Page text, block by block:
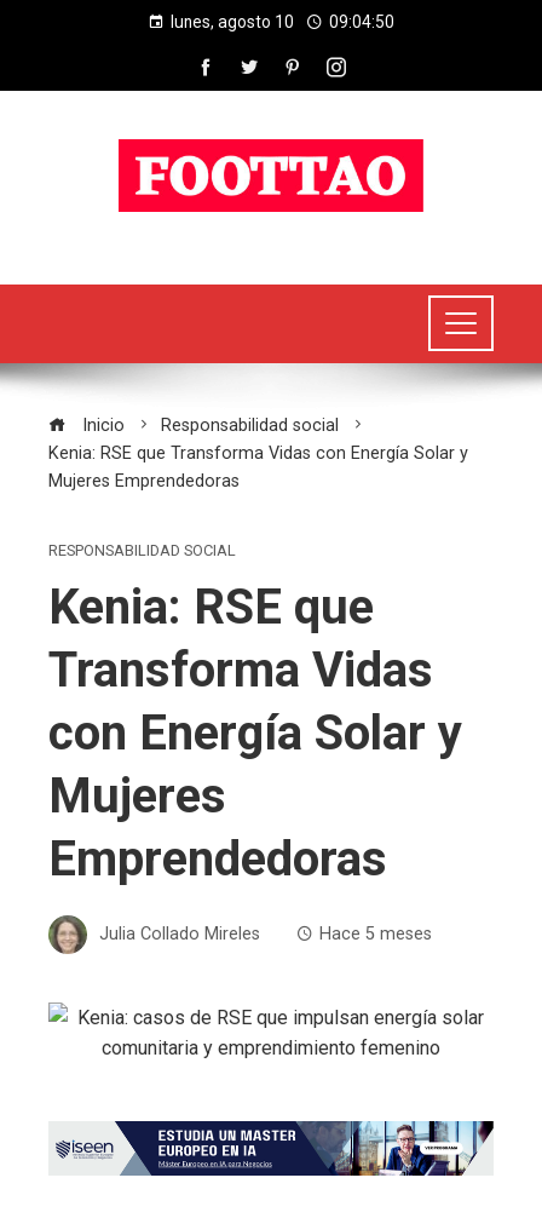
lunes, agosto 10 09:04:51
Inicio
Responsabilidad social
Kenia: RSE que Transforma Vidas con Energía Solar y
Mujeres Emprendedoras
RESPONSABILIDAD SOCIAL
Kenia: RSE que
Transforma Vidas
con Energía Solar y
Mujeres
Emprendedoras
Julia Collado Mireles Hace 5 meses